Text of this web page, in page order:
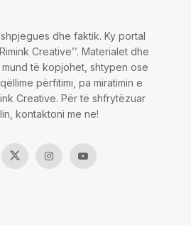
dhe faktik. Ky portal
Creative’’. Materialet dhe
të kopjohet, shtypen ose
përfitimi, pa miratimin e
Creative. Për të shfrytëzuar
kontaktoni me ne!